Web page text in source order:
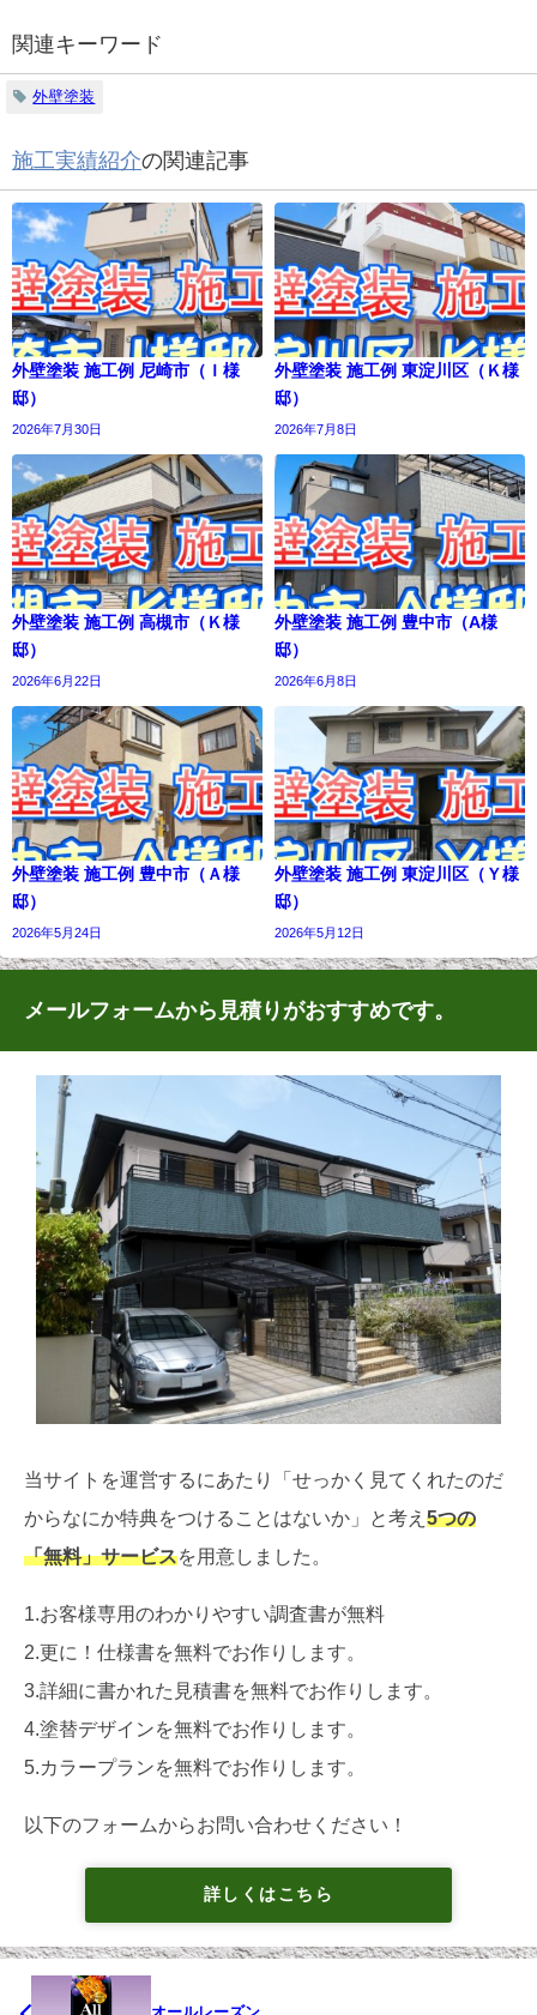
関連キーワード
外壁塗装
施工実績紹介の関連記事
外壁塗装 施工例 尼崎市（Ｉ様
邸）
2026年7月30日
外壁塗装 施工例 東淀川区（Ｋ様
邸）
2026年7月8日
外壁塗装 施工例 高槻市（Ｋ様
邸）
2026年6月22日
外壁塗装 施工例 豊中市（A様
邸）
2026年6月8日
外壁塗装 施工例 豊中市（Ａ様
邸）
2026年5月24日
外壁塗装 施工例 東淀川区（Ｙ様
邸）
2026年5月12日
メールフォームから見積りがおすすめです。
当サイトを運営するにあたり「せっかく見てくれたのだ
からなにか特典をつけることはないか」と考え 5つの
「無料」サービスを用意しました。
1.お客様専用のわかりやすい調査書が無料
2.更に！仕様書を無料でお作りします。
3.詳細に書かれた見積書を無料でお作りします。
4.塗替デザインを無料でお作りします。
5.カラープランを無料でお作りします。
以下のフォームからお問い合わせください！
詳しくはこちら
オールレーズン